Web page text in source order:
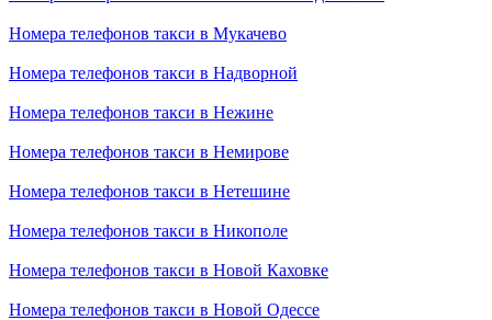
Номера телефонов такси в Мукачево
Номера телефонов такси в Надворной
Номера телефонов такси в Нежине
Номера телефонов такси в Немирове
Номера телефонов такси в Нетешине
Номера телефонов такси в Никополе
Номера телефонов такси в Новой Каховке
Номера телефонов такси в Новой Одессе